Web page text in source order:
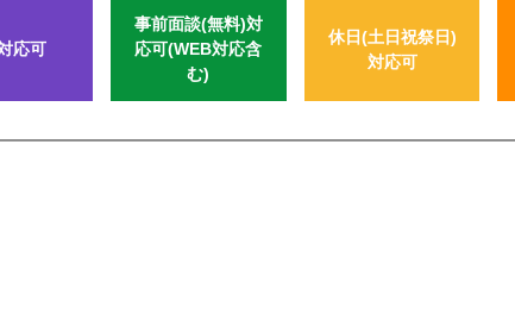
応可
事前面談(無料)対
応可(WEB対応含
む)
休日(土日祝祭日)
対応可